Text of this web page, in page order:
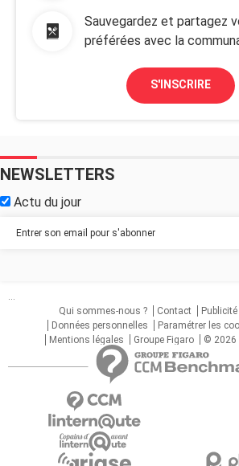
Sauvegardez et partagez
préférées avec la
S'INSCRIRE
NEWSLETTERS
Actu du jour
...
Qui sommes-nous ?
Contact Publicité
Données personnelles
Paramétrer les
Mentions légales
Groupe Figaro © 2026